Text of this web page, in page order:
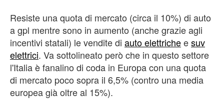
Resiste una quota di mercato (circa il 10%) di auto
a gpl mentre sono in aumento (anche grazie agli
incentivi statali) le vendite di auto elettricheesuv
elettrici. Va sottolineato però che in questo settore
l'Italia è fanalino di coda in Europa con una quota
di mercato poco sopra il 6,5% (contro una media
europea già oltre al 15%).